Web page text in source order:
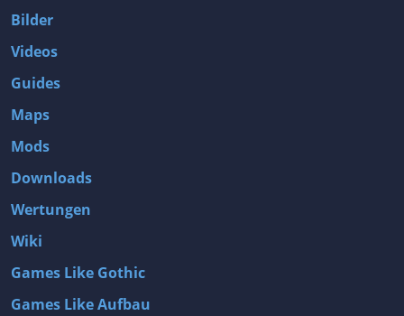
Bilder
Videos
Guides
Maps
Mods
Downloads
Wertungen
Wiki
Games Like Gothic
Games Like Aufbau